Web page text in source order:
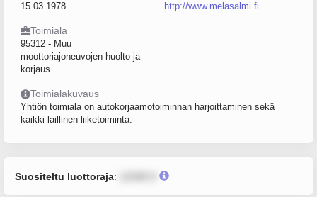
15.03.1978 http://www.melasalmi.fi
Toimiala
95312 - Muu
moottoriajoneuvojen huolto ja
korjaus
Toimialakuvaus
Yhtiön toimiala on autokorjaamotoiminnan harjoittaminen sekä
kaikki laillinen liiketoiminta.
Suositeltu luottoraja: